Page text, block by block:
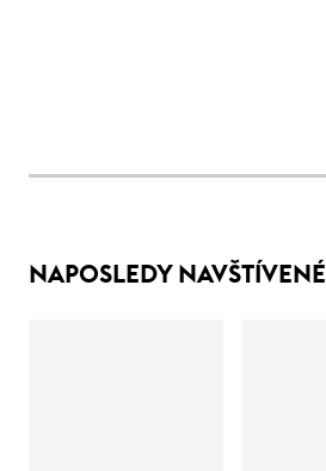
NAPOSLEDY NAVŠTÍVENÉ